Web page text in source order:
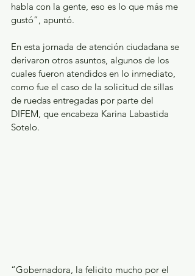
habla con la gente, eso es lo que más me
gustó”, apuntó.
En esta jornada de atención ciudadana se
derivaron otros asuntos, algunos de los
cuales fueron atendidos en lo inmediato,
como fue el caso de la solicitud de sillas
de ruedas entregadas por parte del
DIFEM, que encabeza Karina Labastida
Sotelo.
“Gobernadora, la felicito mucho por el